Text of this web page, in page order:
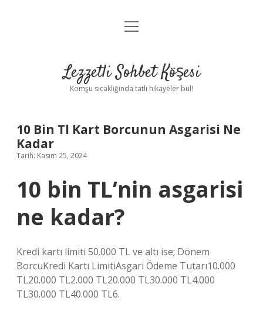
Anasayfa
Yasal Uyarı
menüyü
Lezzetli Sohbet Köşesi
Komşu sıcaklığında tatlı hikayeler bul!
10 Bin Tl Kart Borcunun Asgarisi Ne
Kadar
Tarih: Kasım 25, 2024
10 bin TL’nin asgarisi
ne kadar?
Kredi kartı limiti 50.000 TL ve altı ise; Dönem
BorcuKredi Kartı LimitiAsgari Ödeme Tutarı10.000
TL20.000 TL2.000 TL20.000 TL30.000 TL4.000
TL30.000 TL40.000 TL6.